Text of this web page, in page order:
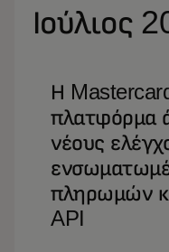
Ιούλιος
Η
πλατφόρμα
νέους
πληρωμών
API